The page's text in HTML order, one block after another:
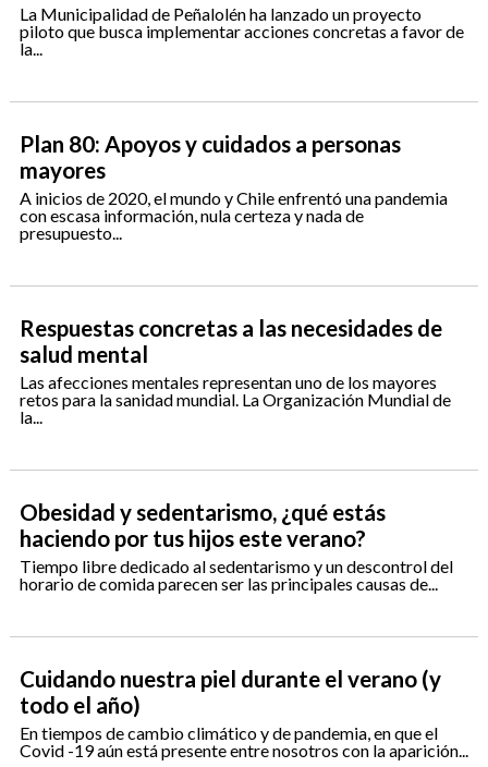
La Municipalidad de Peñalolén ha lanzado un proyecto
piloto que busca implementar acciones concretas a favor de
la...
Plan 80: Apoyos y cuidados a personas
mayores
A inicios de 2020, el mundo y Chile enfrentó una pandemia
con escasa información, nula certeza y nada de
presupuesto...
Respuestas concretas a las necesidades de
salud mental
Las afecciones mentales representan uno de los mayores
retos para la sanidad mundial. La Organización Mundial de
la...
Obesidad y sedentarismo, ¿qué estás
haciendo por tus hijos este verano?
Tiempo libre dedicado al sedentarismo y un descontrol del
horario de comida parecen ser las principales causas de...
Cuidando nuestra piel durante el verano (y
todo el año)
En tiempos de cambio climático y de pandemia, en que el
Covid -19 aún está presente entre nosotros con la aparición...